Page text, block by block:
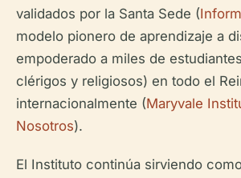
validados por la Santa Sede (
modelo pionero de aprendizaje a
empoderado a miles de
clérigos y religiosos) en todo el
internacionalmente (Maryvale
Nosotros).
El Instituto continúa sirviendo